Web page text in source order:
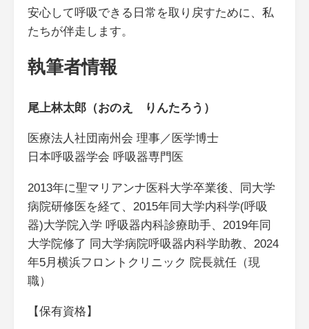
安心して呼吸できる日常を取り戻すために、私
たちが伴走します。
執筆者情報
尾上林太郎（おのえ りんたろう）
医療法人社団南州会 理事／医学博士
日本呼吸器学会 呼吸器専門医
2013年に聖マリアンナ医科大学卒業後、同大学
病院研修医を経て、2015年同大学内科学(呼吸
器)大学院入学 呼吸器内科診療助手、2019年同
大学院修了 同大学病院呼吸器内科学助教、2024
年5月横浜フロントクリニック 院長就任（現
職）
【保有資格】